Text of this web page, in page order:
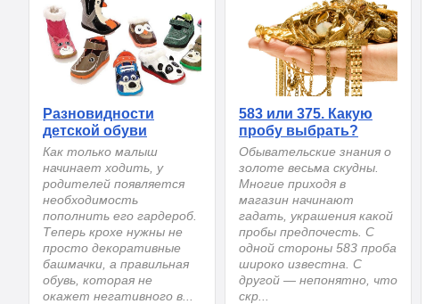
Разновидности
детской обуви
Как только малыш
начинает ходить, у
родителей появляется
необходимость
пополнить его гардероб.
Теперь крохе нужны не
просто декоративные
башмачки, а правильная
обувь, которая не
окажет негативного в...
583 или 375. Какую
пробу выбрать?
Обывательские знания о
золоте весьма скудны.
Многие приходя в
магазин начинают
гадать, украшения какой
пробы предпочесть. С
одной стороны 583 проба
широко известна. С
другой — непонятно, что
скр...